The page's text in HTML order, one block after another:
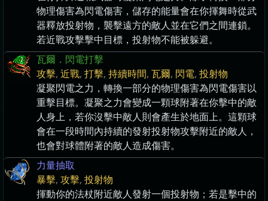
物理傷害為閃電傷害，儲存的能量會在你揮舞時從武
器釋放投射物，襲擊遠方的敵人並在它們之間連鎖。
若近戰攻擊擊中目標，投射物不能被躲避。
瓦爾．閃電打擊
攻擊, 近戰, 打擊, 持續時間, 瓦爾, 閃電, 投射物
凝聚閃電之力，轉換一部分的物理傷害為閃電傷害以
重擊目標。凝聚之力會變成一顆球附著在你擊中的敵
人身上，若你沒擊中敵人則會產生於地面上。這顆球
會在一段時間內持續的發射投射物攻擊附近的敵人，
也會對球體附著的敵人造成傷害。
力量抽取
暴擊, 攻擊, 投射物
揮動你的法杖附近敵人發射一個投射物；若是擊中的